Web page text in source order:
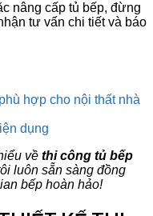
nâng cấp tủ bếp, đừng
tư vấn chi tiết và báo
hợp cho nội thất nhà
dụng
về thi công tủ bếp
luôn sẵn sàng đồng
bếp hoàn hảo!